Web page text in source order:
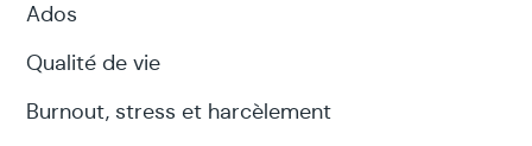
Ados
Qualité de vie
Burnout, stress et harcèlement